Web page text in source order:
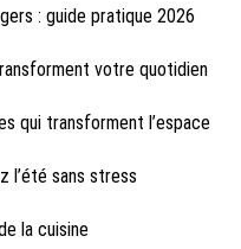
: guide pratique 2026
votre quotidien
qui transforment l’espace
l’été sans stress
la cuisine